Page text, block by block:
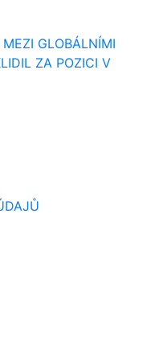
GLOBÁLNÍMI
ZA POZICI V